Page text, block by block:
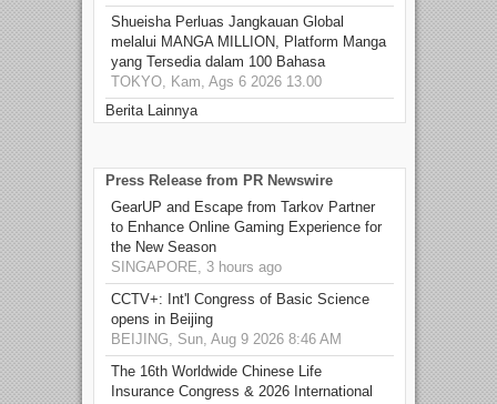
Shueisha Perluas Jangkauan Global
melalui MANGA MILLION, Platform Manga
yang Tersedia dalam 100 Bahasa
TOKYO, Kam, Ags 6 2026 13.00
Berita Lainnya
Press Release from PR Newswire
GearUP and Escape from Tarkov Partner
to Enhance Online Gaming Experience for
the New Season
SINGAPORE, 3 hours ago
CCTV+: Int'l Congress of Basic Science
opens in Beijing
BEIJING, Sun, Aug 9 2026 8:46 AM
The 16th Worldwide Chinese Life
Insurance Congress & 2026 International